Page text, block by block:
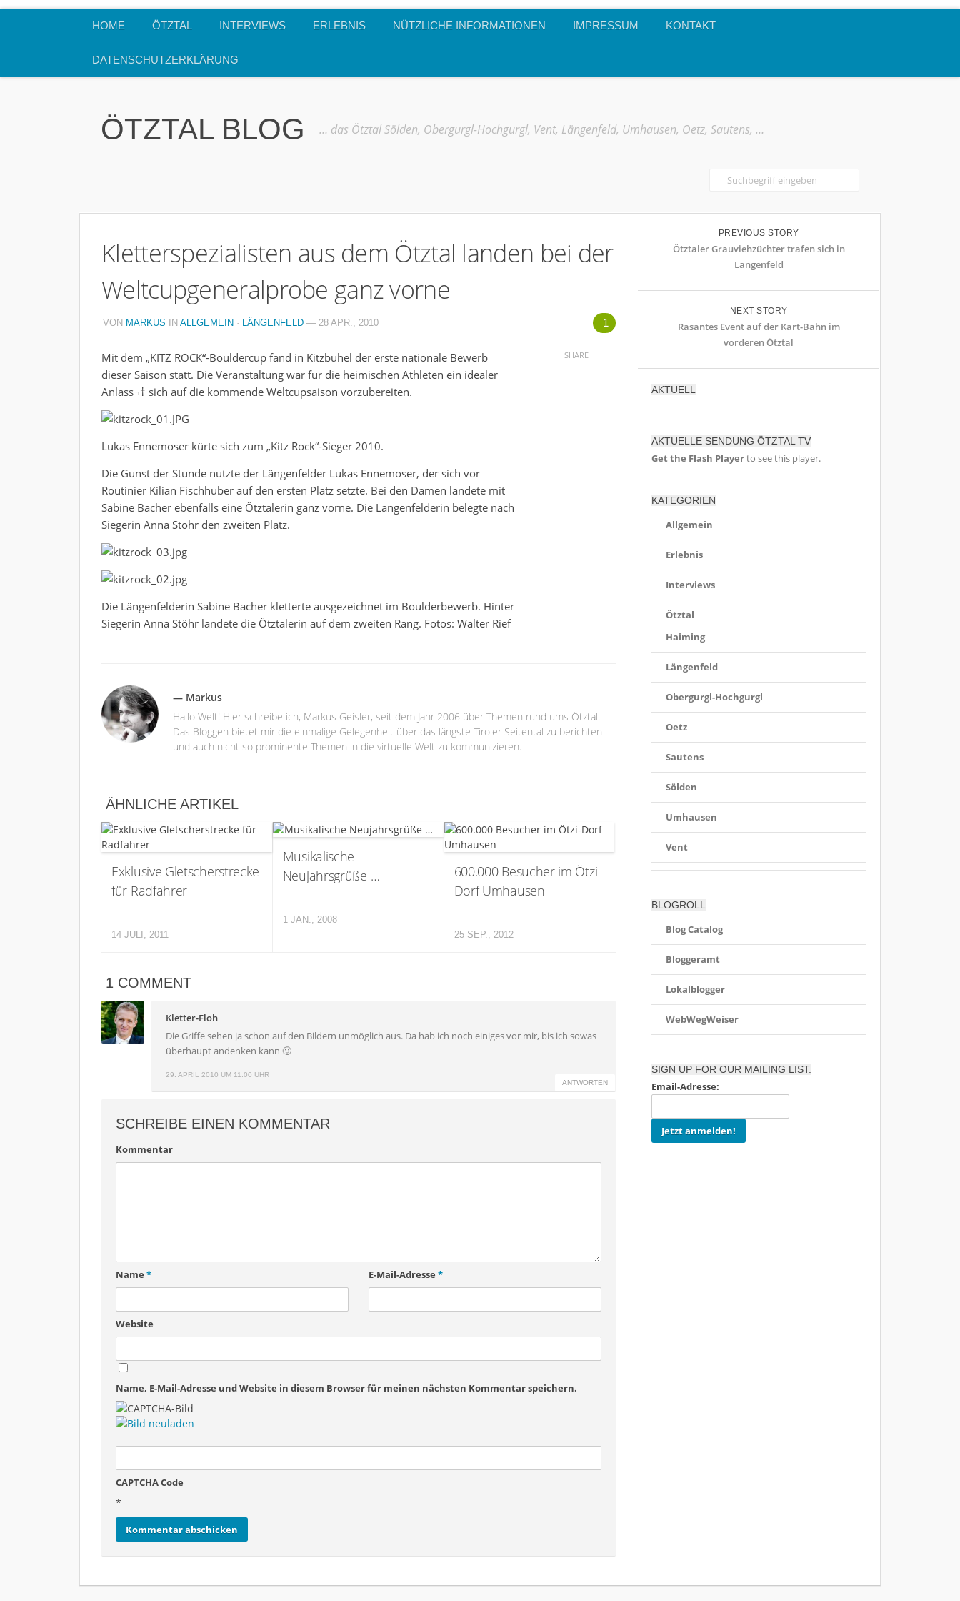
HOME ÖTZTAL INTERVIEWS ERLEBNIS NÜTZLICHE INFORMATIONEN IMPRESSUM KONTAKT
DATENSCHUTZERKLÄRUNG
ÖTZTAL BLOG … das Ötztal Sölden, Obergurgl-Hochgurgl, Vent, Längenfeld, Umhausen, Oetz, Sautens, …
Kletterspezialisten aus dem Ötztal landen bei der
Weltcupgeneralprobe ganz vorne
1
VON MARKUS IN ALLGEMEIN · LÄNGENFELD — 28 APR., 2010
Mit dem „KITZ ROCK“-Bouldercup fand in Kitzbühel der erste nationale Bewerb
dieser Saison statt. Die Veranstaltung war für die heimischen Athleten ein idealer
Anlass¬† sich auf die kommende Weltcupsaison vorzubereiten.
Lukas Ennemoser kürte sich zum „Kitz Rock“-Sieger 2010.
Die Gunst der Stunde nutzte der Längenfelder Lukas Ennemoser, der sich vor
Routinier Kilian Fischhuber auf den ersten Platz setzte. Bei den Damen landete mit
Sabine Bacher ebenfalls eine Ötztalerin ganz vorne. Die Längenfelderin belegte nach
Siegerin Anna Stöhr den zweiten Platz.
Die Längenfelderin Sabine Bacher kletterte ausgezeichnet im Boulderbewerb. Hinter
Siegerin Anna Stöhr landete die Ötztalerin auf dem zweiten Rang. Fotos: Walter Rief
SHARE
— Markus
Hallo Welt! Hier schreibe ich, Markus Geisler, seit dem Jahr 2006 über Themen rund ums Ötztal.
Das Bloggen bietet mir die einmalige Gelegenheit über das längste Tiroler Seitental zu berichten
und auch nicht so prominente Themen in die virtuelle Welt zu kommunizieren.
ÄHNLICHE ARTIKEL
Exklusive Gletscherstrecke
für Radfahrer
14 JULI, 2011
Musikalische
Neujahrsgrüße …
1 JAN., 2008
600.000 Besucher im Ötzi-
Dorf Umhausen
25 SEP., 2012
1 COMMENT
Kletter-Floh
29. APRIL 2010 UM 11:00 UHR
Die Griffe sehen ja schon auf den Bildern unmöglich aus. Da hab ich noch einiges vor mir, bis ich sowas
überhaupt andenken kann 🙂
ANTWORTEN
SCHREIBE EINEN KOMMENTAR
Kommentar
Name * E-Mail-Adresse *
Website
Name, E-Mail-Adresse und Website in diesem Browser für meinen nächsten Kommentar speichern.
CAPTCHA Code
*
PREVIOUS STORY
Ötztaler Grauviehzüchter trafen sich in
Längenfeld
NEXT STORY
Rasantes Event auf der Kart-Bahn im
vorderen Ötztal
AKTUELL
AKTUELLE SENDUNG ÖTZTAL TV
Get the Flash Playerto see this player.
KATEGORIEN
Allgemein
Erlebnis
Interviews
Ötztal
Haiming
Längenfeld
Obergurgl-Hochgurgl
Oetz
Sautens
Sölden
Umhausen
Vent
BLOGROLL
Blog Catalog
Bloggeramt
Lokalblogger
WebWegWeiser
SIGN UP FOR OUR MAILING LIST.
Email-Adresse: